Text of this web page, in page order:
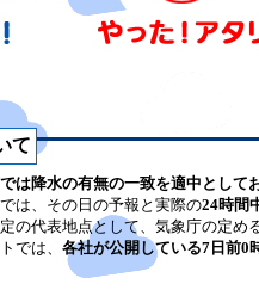
て
は降水の有無の一致を適中としてお
は、その日の予報と実際の24時間
の代表地点として、気象庁の定め
では、 各社が公開している7日前0